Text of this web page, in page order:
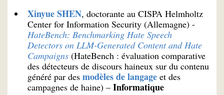
Xinyue SHEN, doctorante au CISPA Helmholtz
Center for Information Security (Allemagne) -
HateBench: Benchmarking Hate Speech
Detectors on LLM-Generated Content and Hate
Campaigns (HateBench : évaluation comparative
des détecteurs de discours haineux sur du contenu
généré par des modèles de langage et des
campagnes de haine) – Informatique